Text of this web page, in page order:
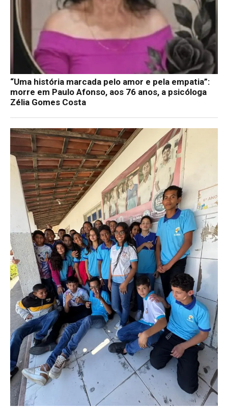
“Uma história marcada pelo amor e pela empatia”:
morre em Paulo Afonso, aos 76 anos, a psicóloga
Zélia Gomes Costa